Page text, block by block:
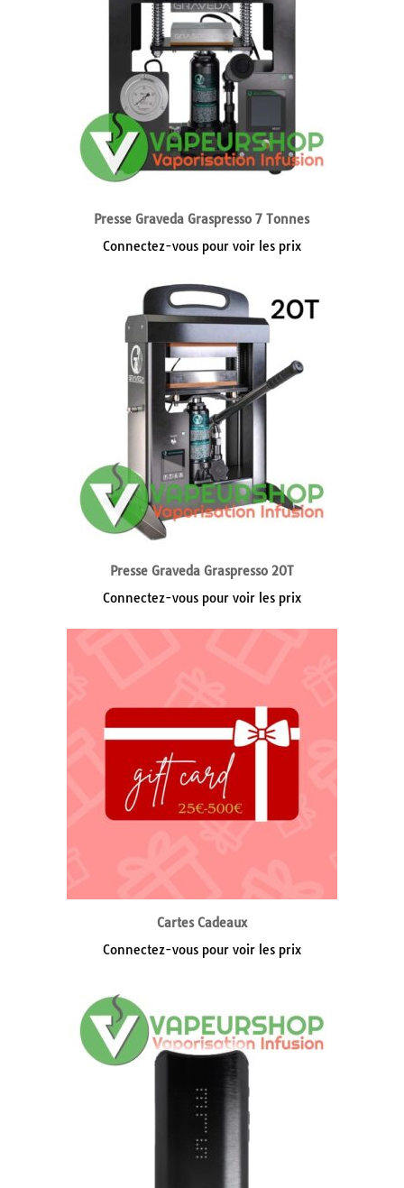
Presse Graveda Graspresso 7 Tonnes
Connectez-vous pour voir les prix
Presse Graveda Graspresso 20T
Connectez-vous pour voir les prix
Cartes Cadeaux
Connectez-vous pour voir les prix